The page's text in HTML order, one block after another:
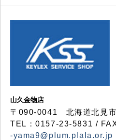
山久金物店
〒090-0041 北海道北見
TEL：0157-23-5831 /
-yama9@plum.plala.or.jp